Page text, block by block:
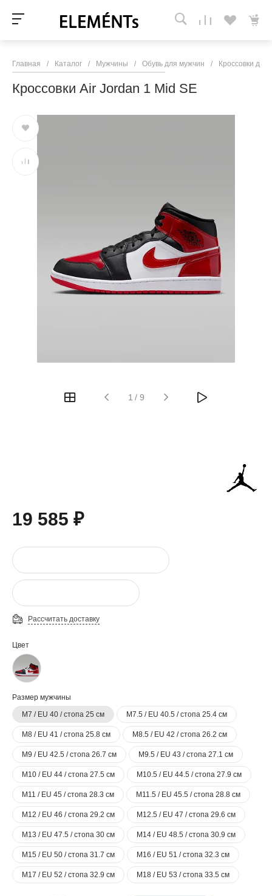
Главная / Каталог / Мужчины / Обувь для мужчин / Кроссовки для
Кроссовки Air Jordan 1 Mid SE
1 / 9
19 585 ₽
Рассчитать доставку
Цвет
Размер мужчины
M7 / EU 40 / стопа 25 см
M7.5 / EU 40.5 / стопа 25.4 см
M8 / EU 41 / стопа 25.8 см M8.5 / EU 42 / стопа 26.2 см
M9 / EU 42.5 / стопа 26.7 см M9.5 / EU 43 / стопа 27.1 см
M10 / EU 44 / стопа 27.5 см M10.5 / EU 44.5 / стопа 27.9 см
M11 / EU 45 / стопа 28.3 см M11.5 / EU 45.5 / стопа 28.8 см
M12 / EU 46 / стопа 29.2 см M12.5 / EU 47 / стопа 29.6 см
M13 / EU 47.5 / стопа 30 см M14 / EU 48.5 / стопа 30.9 см
M15 / EU 50 / стопа 31.7 см M16 / EU 51 / стопа 32.3 см
M17 / EU 52 / стопа 32.9 см M18 / EU 53 / стопа 33.5 см